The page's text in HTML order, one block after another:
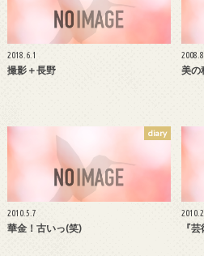
2018.6.1
撮影＋長野 美の
diary
2010.5.7
華金！古いっ(笑) 『